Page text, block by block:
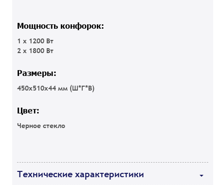
Мощность конфорок:
1 х 1200 Вт
2 х 1800 Вт
Размеры:
450x510x44 мм (Ш*Г*В)
Цвет:
Черное стекло
Технические характеристики